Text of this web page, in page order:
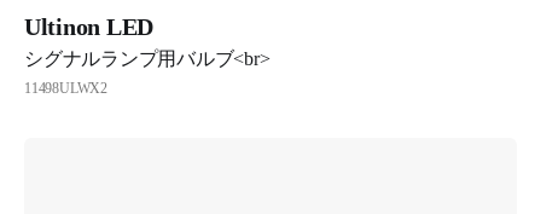
Ultinon LED
シグナルランプ用バルブ<br>
11498ULWX2